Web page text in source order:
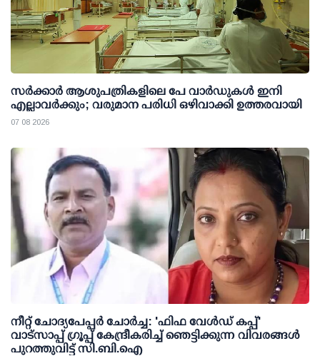
സര്‍ക്കാര്‍ ആശുപത്രികളിലെ പേ വാര്‍ഡുകള്‍ ഇനി
എല്ലാവര്‍ക്കും; വരുമാന പരിധി ഒഴിവാക്കി ഉത്തരവായി
07 08 2026
നീറ്റ് ചോദ്യപേപ്പര്‍ ചോര്‍ച്ച: 'ഫിഫ വേള്‍ഡ് കപ്പ്'
വാട്സാപ്പ് ഗ്രൂപ്പ് കേന്ദ്രീകരിച്ച് ഞെട്ടിക്കുന്ന വിവരങ്ങള്‍
പുറത്തുവിട്ട് സി.ബി.ഐ